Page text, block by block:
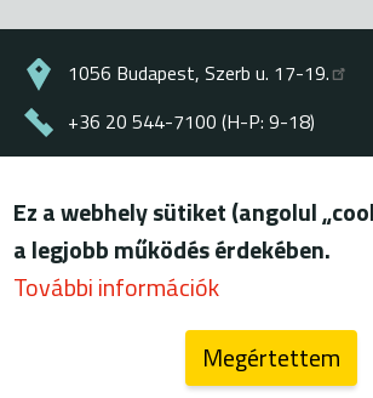
1056 Budapest, Szerb u. 17-19.
+36 20 544-7100 (H-P: 9-18)
Lábléc
© ENERGIAKLUB - minden jog fenntartva
felhasználási feltételek
Ez a webhely sütiket (angolul
a legjobb működés érdekében.
További információk
Megértettem